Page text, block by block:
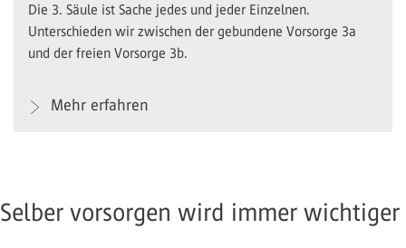
Die 3. Säule ist Sache jedes und jeder Einzelnen.
Unterschieden wir zwischen der gebundene Vorsorge 3a
und der freien Vorsorge 3b.
Mehr erfahren
Selber vorsorgen wird immer wichtiger